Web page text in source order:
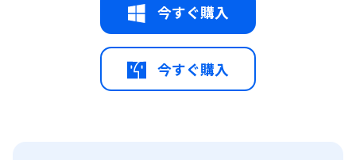
今すぐ購入
今すぐ購入